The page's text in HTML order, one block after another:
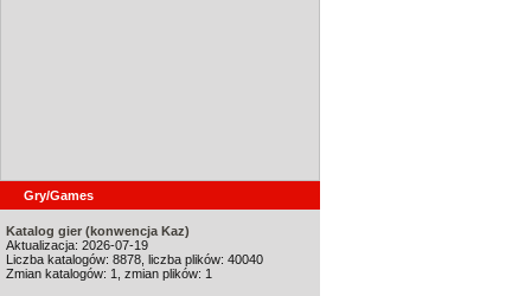
Gry/Games
Katalog gier (konwencja Kaz)
Aktualizacja: 2026-07-19
Liczba katalogów: 8878, liczba plików: 40040
Zmian katalogów: 1, zmian plików: 1